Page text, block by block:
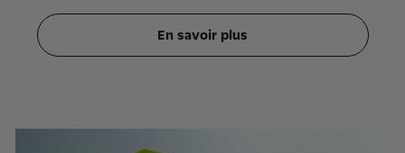
En savoir plus